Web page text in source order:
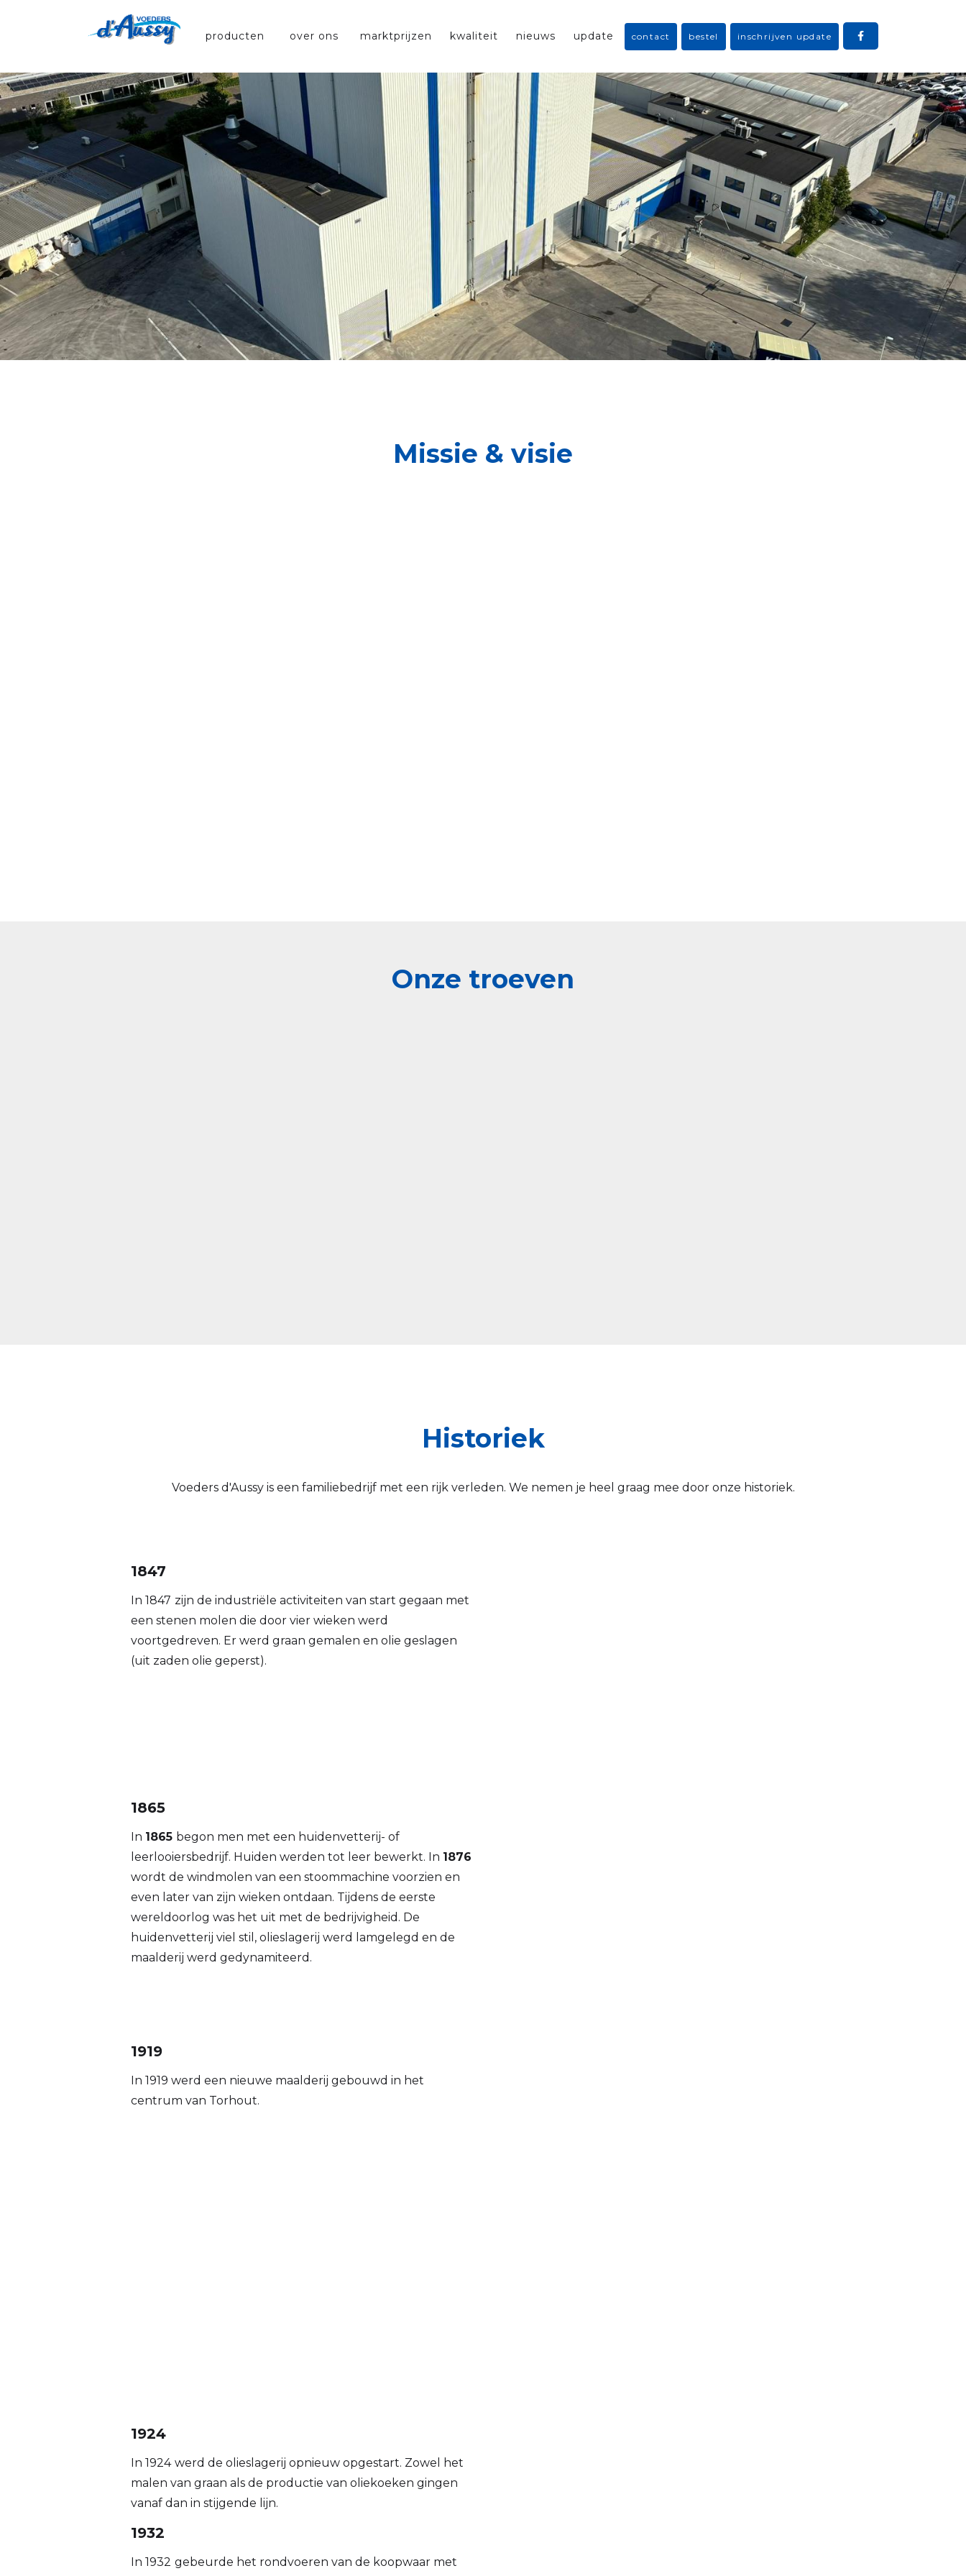
producten over ons marktprijzen kwaliteit nieuws update contact bestel inschrijven update 
Missie & visie
Onze troeven
Historiek
Voeders d'Aussy is een familiebedrijf met een rijk verleden. We nemen je heel graag mee door onze historiek.
1847
In 1847 zijn de industriële activiteiten van start gegaan met
een stenen molen die door vier wieken werd
voortgedreven. Er werd graan gemalen en olie geslagen
(uit zaden olie geperst).
1865
In 1865 begon men met een huidenvetterij- of
leerlooiersbedrijf. Huiden werden tot leer bewerkt. In 1876
wordt de windmolen van een stoommachine voorzien en
even later van zijn wieken ontdaan. Tijdens de eerste
wereldoorlog was het uit met de bedrijvigheid. De
huidenvetterij viel stil, olieslagerij werd lamgelegd en de
maalderij werd gedynamiteerd.
1919
In 1919 werd een nieuwe maalderij gebouwd in het
centrum van Torhout.
1924
In 1924 werd de olieslagerij opnieuw opgestart. Zowel het
malen van graan als de productie van oliekoeken gingen
vanaf dan in stijgende lijn.
1932
In 1932 gebeurde het rondvoeren van de koopwaar met